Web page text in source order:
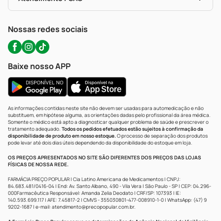
WhatsApp (47) 9202-1687
Nossas redes sociais
Baixe nosso APP
As informações contidas neste site não devem ser usadas para automedicação e não
substituem, em hipótese alguma, as orientações dadas pelo profissional da área médica.
Somente o médico está apto a diagnosticar qualquer problema de saúde e prescrever o
tratamento adequado. Todos os pedidos efetuados estão sujeitos à confirmação da
disponibilidade de produto em nosso estoque.O processo de separação dos produtos
pode levar até dois dias úteis dependendo da disponibilidade do estoque em loja.
OS PREÇOS APRESENTADOS NO SITE SÃO DIFERENTES DOS PREÇOS DAS LOJAS
FÍSICAS DE NOSSA REDE.
FARMÁCIA PREÇO POPULAR | Cia Latino Americana de Medicamentos | CNPJ:
84.683.481/0416-04 | End: Av. Santo Albano, 490 - Vila Vera | São Paulo - SP | CEP: 04.296-
000Farmacêutica Responsável: Amanda Zelia Deodato | CRF/SP: 107393 | IE:
140.593.699.117 | AFE: 7.45817-2 | CMVS - 355030801-477-008910-1-0 | WhatsApp: (47) 9
9202-1687 | e-mail: atendimento@precopopular.com.br.